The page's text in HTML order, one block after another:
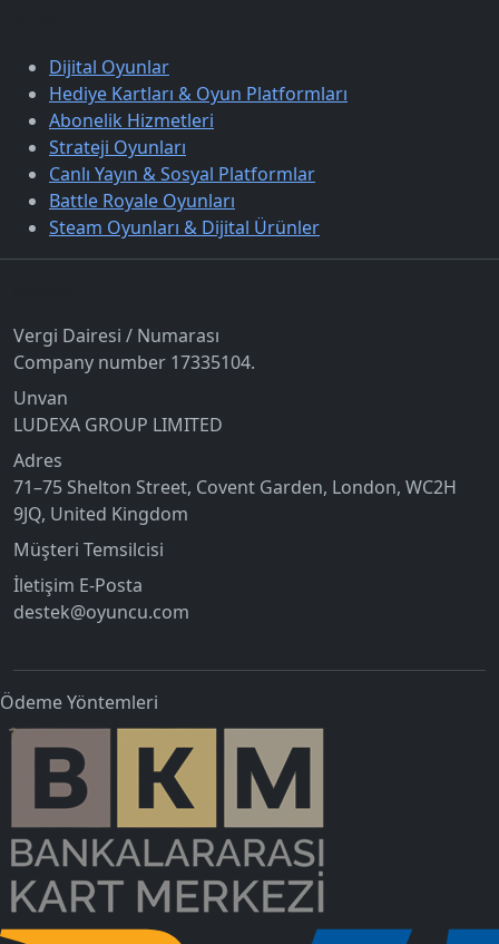
Dijital Oyunlar
Hediye Kartları & Oyun Platformları
Abonelik Hizmetleri
Strateji Oyunları
Canlı Yayın & Sosyal Platformlar
Battle Royale Oyunları
Steam Oyunları & Dijital Ürünler
Vergi Dairesi / Numarası
Company number 17335104.
Unvan
LUDEXA GROUP LIMITED
Adres
71–75 Shelton Street, Covent Garden, London, WC2H
9JQ, United Kingdom
Müşteri Temsilcisi
İletişim E-Posta
destek@oyuncu.com
Ödeme Yöntemleri